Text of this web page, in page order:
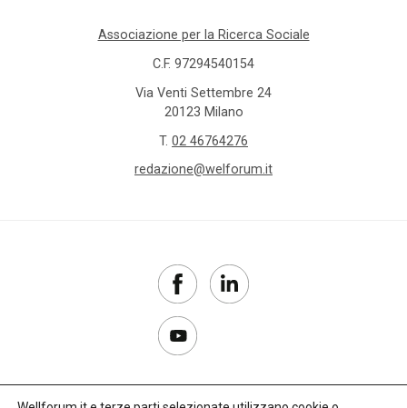
Associazione per la Ricerca Sociale
C.F. 97294540154
Via Venti Settembre 24
20123 Milano
T. 02 46764276
redazione@welforum.it